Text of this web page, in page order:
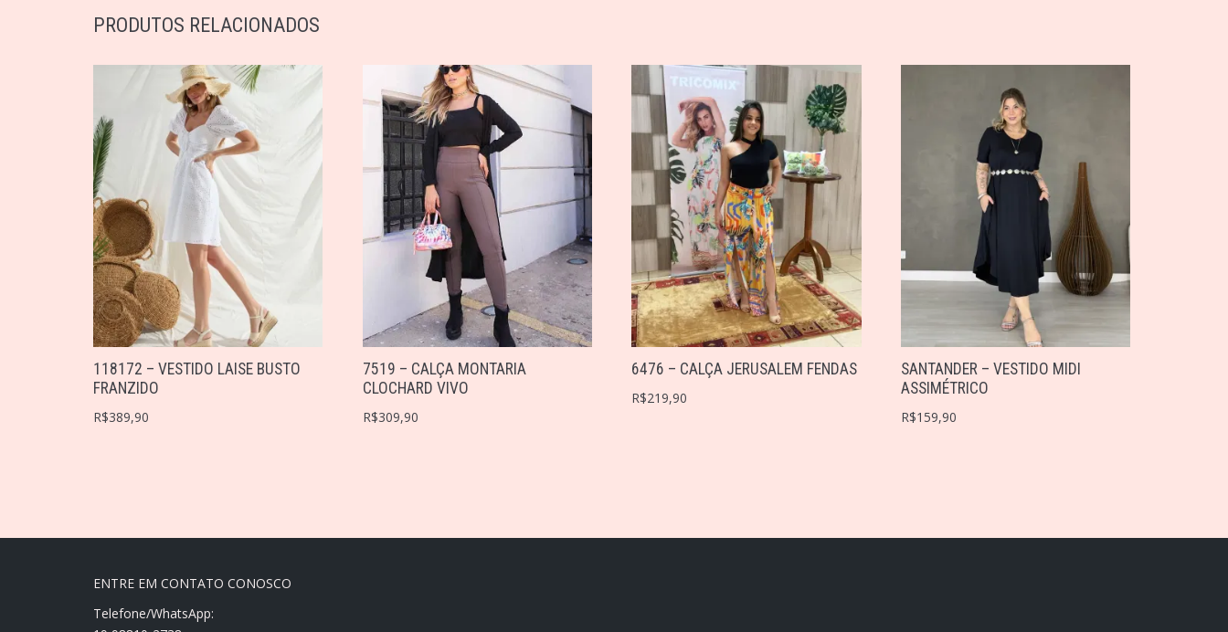
PRODUTOS RELACIONADOS
118172 – VESTIDO LAISE BUSTO
FRANZIDO
R$389,90
7519 – CALÇA MONTARIA
CLOCHARD VIVO
R$309,90
6476 – CALÇA JERUSALEM FENDAS
R$219,90
SANTANDER – VESTIDO MIDI
ASSIMÉTRICO
R$159,90
ENTRE EM CONTATO CONOSCO
Telefone/WhatsApp: